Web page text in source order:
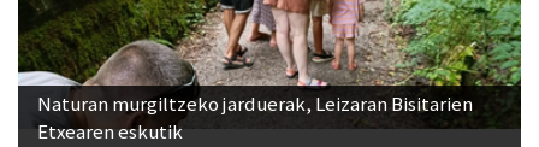
Naturan murgiltzeko jarduerak, Leizaran Bisitarien
Etxearen eskutik